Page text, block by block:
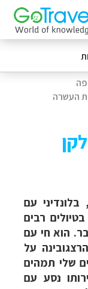
העשרה
עם
רבים
הוא חי עם
על
שלי תמהים
נסע עם